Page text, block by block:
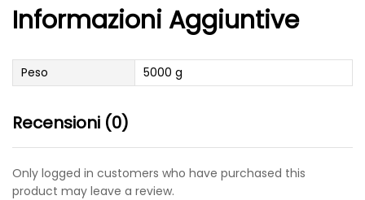
Informazioni Aggiuntive
Peso 5000 g
Recensioni (0)
Only logged in customers who have purchased this
product may leave a review.